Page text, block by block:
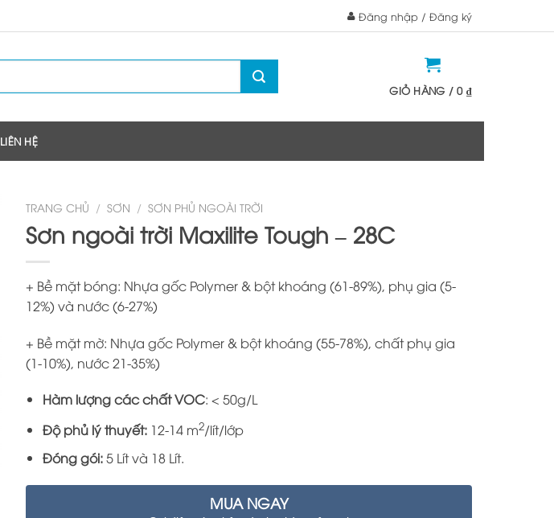
Đăng nhập / Đăng ký
GIỎ HÀNG /0 ₫
LIÊN HỆ
TRANG CHỦ / SƠN / SƠN PHỦ NGOÀI TRỜI
Sơn ngoài trời Maxilite Tough – 28C
+ Bề mặt bóng: Nhựa gốc Polymer & bột khoáng (61-89%), phụ gia (5-
12%) và nước (6-27%)
+ Bề mặt mờ: Nhựa gốc Polymer & bột khoáng (55-78%), chất phụ gia
(1-10%), nước 21-35%)
Hàm lượng các chất VOC: < 50g/L
Độ phủ lý thuyết: 12-14 m2/lít/lớp
Đóng gói:5 Lít và 18 Lít.
MUA NGAY